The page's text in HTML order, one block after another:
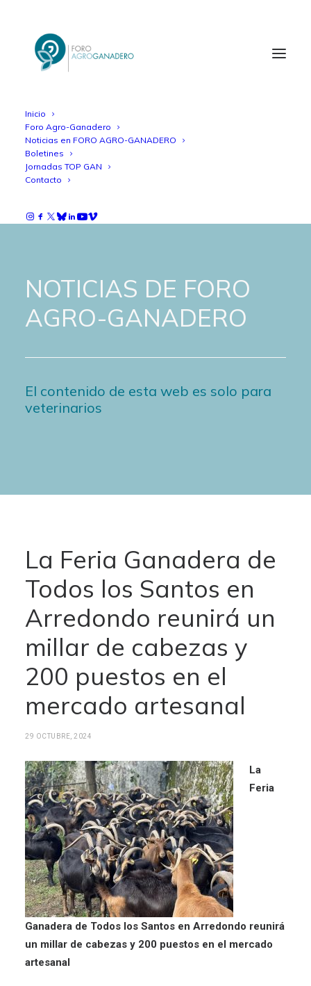
Inicio
Foro Agro-Ganadero
Noticias en FORO AGRO-GANADERO
Boletines
Jornadas TOP GAN
Contacto
NOTICIAS DE FORO
AGRO-GANADERO
El contenido de esta web es solo para
veterinarios
La Feria Ganadera de
Todos los Santos en
Arredondo reunirá un
millar de cabezas y
200 puestos en el
mercado artesanal
29 OCTUBRE, 2024
La
Feria
Ganadera de Todos los Santos en Arredondo reunirá
un millar de cabezas y 200 puestos en el mercado
artesanal